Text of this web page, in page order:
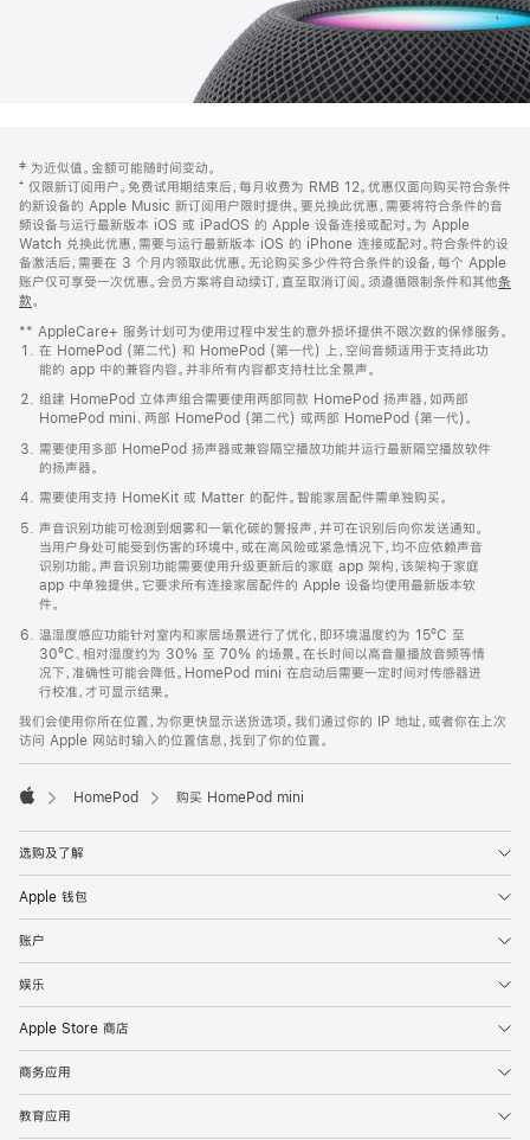
页
页
脚
注
‡ 为近似值。金额可能随时间变动。
⁺ 仅限新订阅用户。免费试用期结束后，每月收费为 RMB 12。优惠仅面向购买符合条件
的新设备的 Apple Music 新订阅用户限时提供。要兑换此优惠，需要将符合条件的音
频设备与运行最新版本 iOS 或 iPadOS 的 Apple 设备连接或配对。为 Apple
Watch 兑换此优惠，需要与运行最新版本 iOS 的 iPhone 连接或配对。符合条件的设
备激活后，需要在 3 个月内领取此优惠。无论购买多少件符合条件的设备，每个 Apple
账户仅可享受一次优惠。会员方案将自动续订，直至取消订阅。须遵循限制条件和其他条
款。
窗
口
中
打
开)
** AppleCare+ 服务计划可为使用过程中发生的意外损坏提供不限次数的保修服务。
在 HomePod (第二代) 和 HomePod (第一代) 上，空间音频适用于支持此功
能的 app 中的兼容内容。并非所有内容都支持杜比全景声。
组建 HomePod 立体声组合需要使用两部同款 HomePod 扬声器，如两部
HomePod mini、两部 HomePod (第二代) 或两部 HomePod (第一代)。
需要使用多部 HomePod 扬声器或兼容隔空播放功能并运行最新隔空播放软件
的扬声器。
需要使用支持 HomeKit 或 Matter 的配件。智能家居配件需单独购买。
声音识别功能可检测到烟雾和一氧化碳的警报声，并可在识别后向你发送通知。
当用户身处可能受到伤害的环境中，或在高风险或紧急情况下，均不应依赖声音
识别功能。声音识别功能需要使用升级更新后的家庭 app 架构，该架构于家庭
app 中单独提供。它要求所有连接家居配件的 Apple 设备均使用最新版本软
件。
温湿度感应功能针对室内和家居场景进行了优化，即环境温度约为 15ºC 至
30ºC、相对湿度约为 30% 至 70% 的场景。在长时间以高音量播放音频等情
况下，准确性可能会降低。HomePod mini 在启动后需要一定时间对传感器进
行校准，才可显示结果。
我们会使用你所在位置，为你更快显示送货选项。我们通过你的 IP 地址，或者你在上次
访问 Apple 网站时输入的位置信息，找到了你的位置。
HomePod 购买 HomePod mini
选购及了解
Apple 钱包
账户
娱乐
Apple Store 商店
商务应用
教育应用